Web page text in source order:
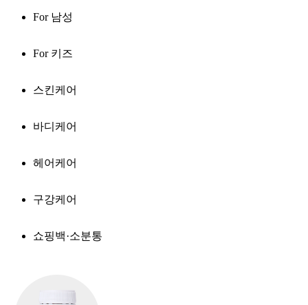
For 남성
For 키즈
스킨케어
바디케어
헤어케어
구강케어
쇼핑백·소분통